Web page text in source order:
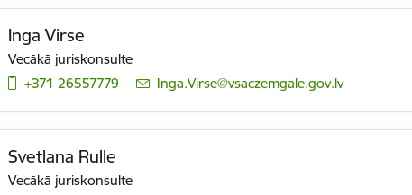
Inga Virse
Vecākā juriskonsulte
+371 26557779
E-pasts:
Inga.Virse@vsaczemgale.gov.lv
Svetlana Rulle
Vecākā juriskonsulte